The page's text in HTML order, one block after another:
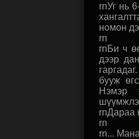
rnУг нь
номон
rn
rnБи ч
дээр
бууж
Нэмэр
rnДараа
rn
rn...